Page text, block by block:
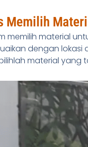
Memilih
memilih material
dengan lokasi
material yang